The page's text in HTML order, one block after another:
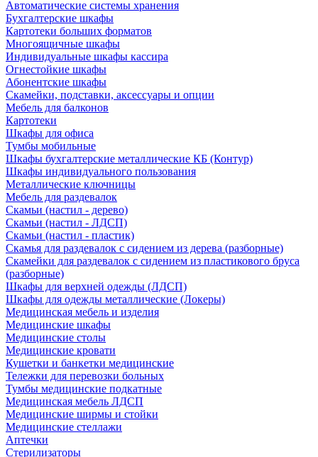
Автоматические системы хранения
Бухгалтерские шкафы
Картотеки больших форматов
Многоящичные шкафы
Индивидуальные шкафы кассира
Огнестойкие шкафы
Абонентские шкафы
Скамейки, подставки, аксессуары и опции
Мебель для балконов
Картотеки
Шкафы для офиса
Тумбы мобильные
Шкафы бухгалтерские металлические КБ (Контур)
Шкафы индивидуального пользования
Металлические ключницы
Мебель для раздевалок
Скамьи (настил - дерево)
Скамьи (настил - ЛДСП)
Скамьи (настил - пластик)
Скамья для раздевалок с сидением из дерева (разборные)
Скамейки для раздевалок с сидением из пластикового бруса
(разборные)
Шкафы для верхней одежды (ЛДСП)
Шкафы для одежды металлические (Локеры)
Медицинская мебель и изделия
Медицинские шкафы
Медицинские столы
Медицинские кровати
Кушетки и банкетки медицинские
Тележки для перевозки больных
Тумбы медицинские подкатные
Медицинская мебель ЛДСП
Медицинские ширмы и стойки
Медицинские стеллажи
Аптечки
Стерилизаторы